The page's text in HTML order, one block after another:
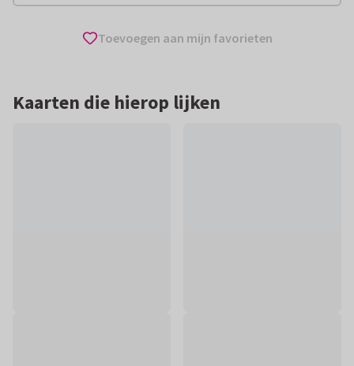
Toevoegen aan mijn favorieten
Kaarten die hierop lijken